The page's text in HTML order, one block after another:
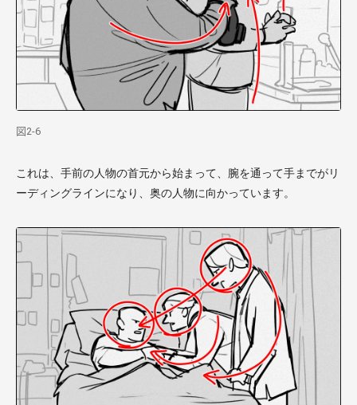
図2-6
これは、手前の人物の首元から始まって、腕を通って手までがリ
ーディングラインになり、奥の人物に向かっています。